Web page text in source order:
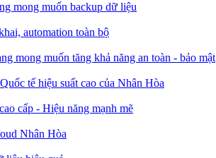
mong muốn backup dữ liệu
automation toàn bộ
mong muốn tăng khả năng an toàn - bảo mật
tế hiệu suất cao của Nhân Hòa
cấp - Hiệu năng mạnh mẽ
Nhân Hòa